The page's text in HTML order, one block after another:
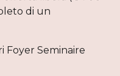
di un
Foyer Seminaire